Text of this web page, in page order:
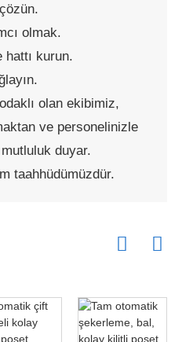
olmak.
hattı kurun.
olan ekibimiz,
ve personelinizle
duyar.
taahhüdümüzdür.